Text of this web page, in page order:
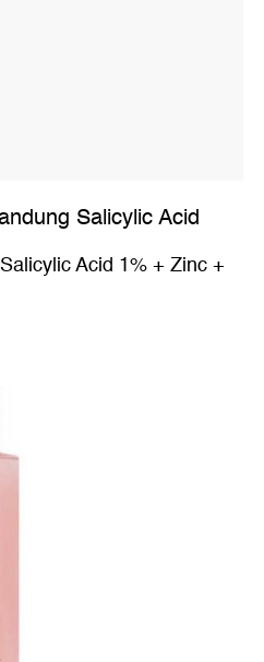
Salicylic Acid
Acid 1% + Zinc +